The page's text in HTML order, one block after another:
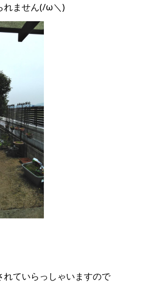
れません(/ω＼)
れていらっしゃいますので